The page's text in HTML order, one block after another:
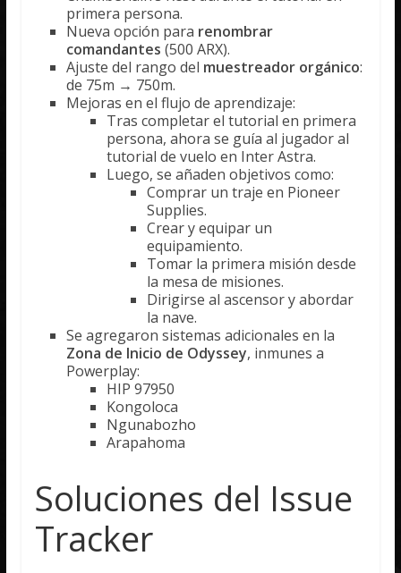
primera persona.
Nueva opción para renombrar
comandantes (500 ARX).
Ajuste del rango del muestreador orgánico:
de 75m → 750m.
Mejoras en el flujo de aprendizaje:
Tras completar el tutorial en primera
persona, ahora se guía al jugador al
tutorial de vuelo en Inter Astra.
Luego, se añaden objetivos como:
Comprar un traje en Pioneer
Supplies.
Crear y equipar un
equipamiento.
Tomar la primera misión desde
la mesa de misiones.
Dirigirse al ascensor y abordar
la nave.
Se agregaron sistemas adicionales en la
Zona de Inicio de Odyssey, inmunes a
Powerplay:
HIP 97950
Kongoloca
Ngunabozho
Arapahoma
Soluciones del Issue
Tracker